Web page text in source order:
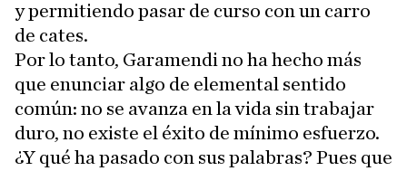
y permitiendo pasar de curso con un carro
de cates.
Por lo tanto, Garamendi no ha hecho más
que enunciar algo de elemental sentido
común: no se avanza en la vida sin trabajar
duro, no existe el éxito de mínimo esfuerzo.
¿Y qué ha pasado con sus palabras? Pues que